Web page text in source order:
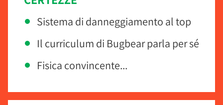
Sistema di danneggiamento al top
Il curriculum di Bugbear parla per sé
Fisica convincente...